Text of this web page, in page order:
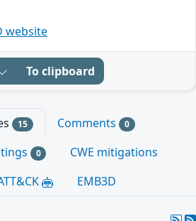
website
To clipboard
15 Comments 0
0
CWE mitigations
EMB3D